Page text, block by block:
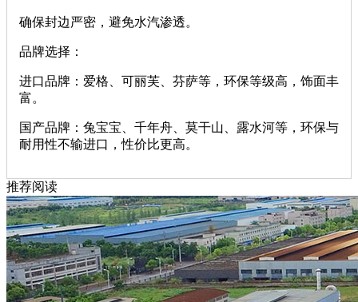
确保封边严密，避免水汽渗透。
‌品牌选择‌：
‌进口品牌‌：爱格、可丽芙、芬萨等，环保等级高，饰面丰
富。
‌国产品牌‌：兔宝宝、千年舟、莫干山、露水河等，环保与
耐用性不输进口，性价比更高。
推荐阅读